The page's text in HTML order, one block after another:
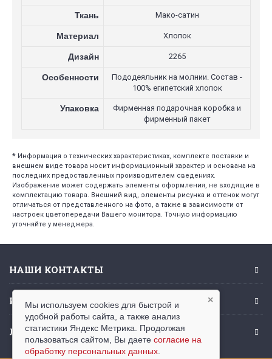
Ткань Мако-сатин
Материал Хлопок
Дизайн 2265
Особенности
Пододеяльник на молнии. Состав -
100% египетский хлопок
Упаковка
Фирменная подарочная коробка и
фирменный пакет
* Информация о технических характеристиках, комплекте поставки и
внешнем виде товара носит информационный характер и основана на
последних предоставленных производителем сведениях.
Изображение может содержать элементы оформления, не входящие в
комплектацию товара. Внешний вид, элементы рисунка и оттенок могут
отличаться от представленного на фото, а также в зависимости от
настроек цветопередачи Вашего монитора. Точную информацию
уточняйте у менеджера.
НАШИ КОНТАКТЫ
ИНФОРМАЦИЯ
ЛИЧНЫЙ КАБИНЕТ
×
Мы используем cookies для быстрой и
удобной работы сайта, а также анализ
статистики Яндекс Метрика. Продолжая
пользоваться сайтом, Вы даете согласие на
обработку персональных данных